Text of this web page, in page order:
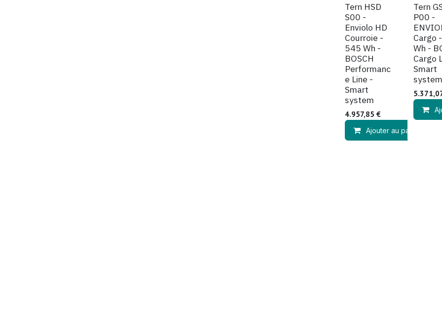
Sur commande
Tern HSD
S00 -
Enviolo HD
Courroie -
545 Wh -
BOSCH
Performanc
e Line -
Smart
system
4.957,85 €
Ajouter au panier
Sur
Tern
P00 -
Cargo
Wh -
Cargo
Smart
system